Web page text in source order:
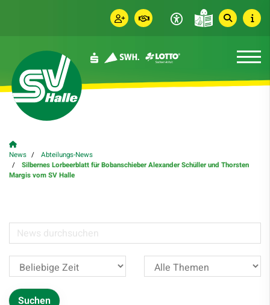
News
Abteilungs-News
Silbernes Lorbeerblatt für Bobanschieber Alexander Schüller und Thorsten
Margis vom SV Halle